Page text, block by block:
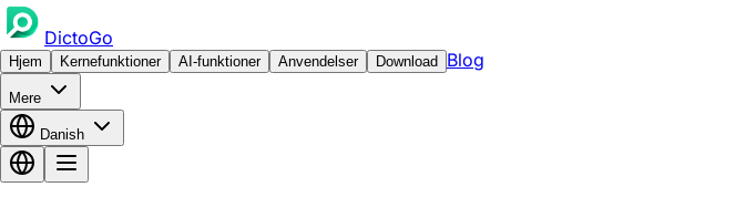
DictoGo
Hjem Kernefunktioner AI-funktioner Anvendelser Download Blog
Mere
Danish